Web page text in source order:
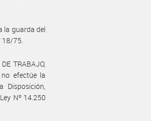
la guarda del
18/75.
TRABAJO,
no efectúe la
Nº 14.250